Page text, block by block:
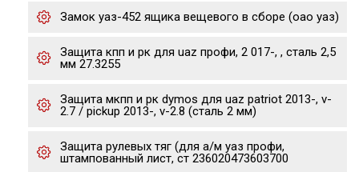
Замок уаз-452 ящика вещевого в сборе (оао уаз)
Защита кпп и рк для uaz профи, 2 017-, , сталь 2,5
мм 27.3255
Защита мкпп и рк dymos для uaz patriot 2013-, v-
2.7 / pickup 2013-, v-2.8 (сталь 2 мм)
Защита рулевых тяг (для а/м уаз профи,
штампованный лист, ст 236020473603700